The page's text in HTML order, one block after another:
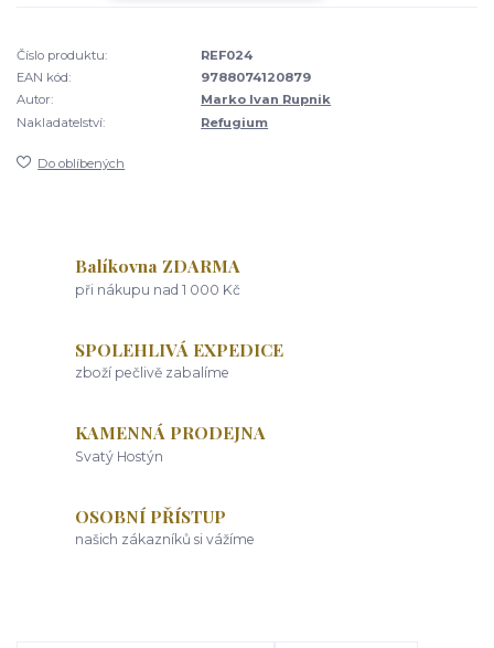
Číslo produktu:
REF024
EAN kód:
9788074120879
Autor:
Marko Ivan Rupnik
Nakladatelství:
Refugium
Do oblíbených
Balíkovna ZDARMA
při nákupu nad 1 000 Kč
SPOLEHLIVÁ EXPEDICE
zboží pečlivě zabalíme
KAMENNÁ PRODEJNA
Svatý Hostýn
OSOBNÍ PŘÍSTUP
našich zákazníků si vážíme